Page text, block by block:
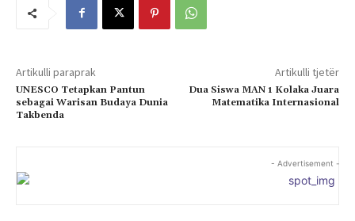
Artikulli paraprak
UNESCO Tetapkan Pantun
sebagai Warisan Budaya Dunia
Takbenda
Artikulli tjetër
Dua Siswa MAN 1 Kolaka Juara
Matematika Internasional
- Advertisement -